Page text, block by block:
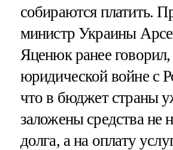
собираются платить.
министр Украины
Яценюк ранее говорил,
юридической войне с
что в бюджет страны
заложены средства не
долга, а на оплату